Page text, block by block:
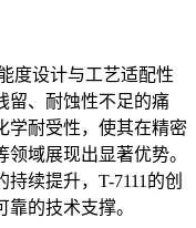
度设计与工艺适配性
留、耐蚀性不足的痛
学耐受性，使其在精密
域展现出显著优势。
续提升，T-7111的创
的技术支撑。